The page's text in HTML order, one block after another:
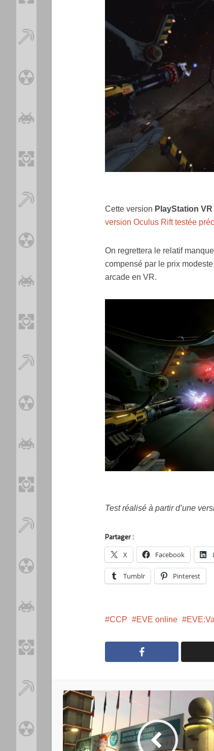
Cette version PlayStation VR
version Oculus Rift testée
On regrettera le relatif
compensé par le prix
arcade en VR.
Test réalisé à partir d’une
Partager :
X Facebook
Tumblr Pinterest
CCP EVE online